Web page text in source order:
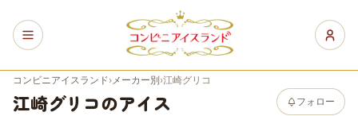
コンビニアイスランド› メーカー別›江崎グリコ
江崎グリコのアイス フォロー